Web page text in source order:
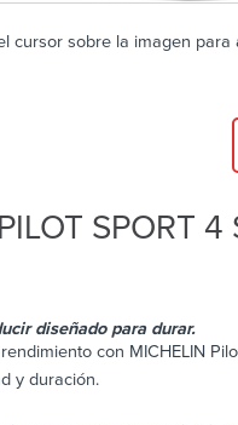
cursor sobre la imagen para
PILOT SPORT 4
diseñado para durar.
con MICHELIN
y duración.